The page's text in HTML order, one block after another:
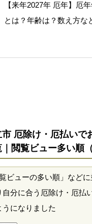
【来年2027年 厄年】厄
とは？年齢は？数え方な
厄除け・厄払いで
閲覧ビュー多い順
ビューの多い順」など
自分に合う厄除け・厄払
うになりました